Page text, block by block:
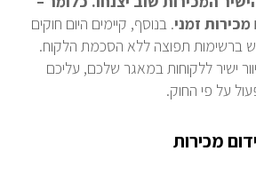
זמני. בנוסף, קיימים היום חוקים
ברשימות תפוצה ללא הסכמת הלקוח.
ישיר ללקוחות במאגר שלכם, עליכם
על פי החוק.
מכירות